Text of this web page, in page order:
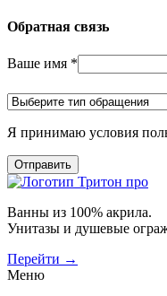
Обратная связь
Ваше имя *
Я принимаю условия
Отправить
Ванны из 100% акрила.
Унитазы и душевые
Перейти →
Меню